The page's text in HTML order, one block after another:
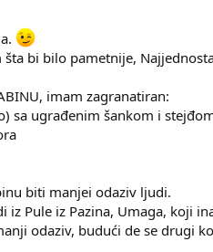
šta bi bilo pametnije,
imam zagranatiran:
sa ugrađenim šankom i
biti manjei odaziv ljudi.
iz Pule iz Pazina, Umaga, koji
odaziv, budući de se drugi